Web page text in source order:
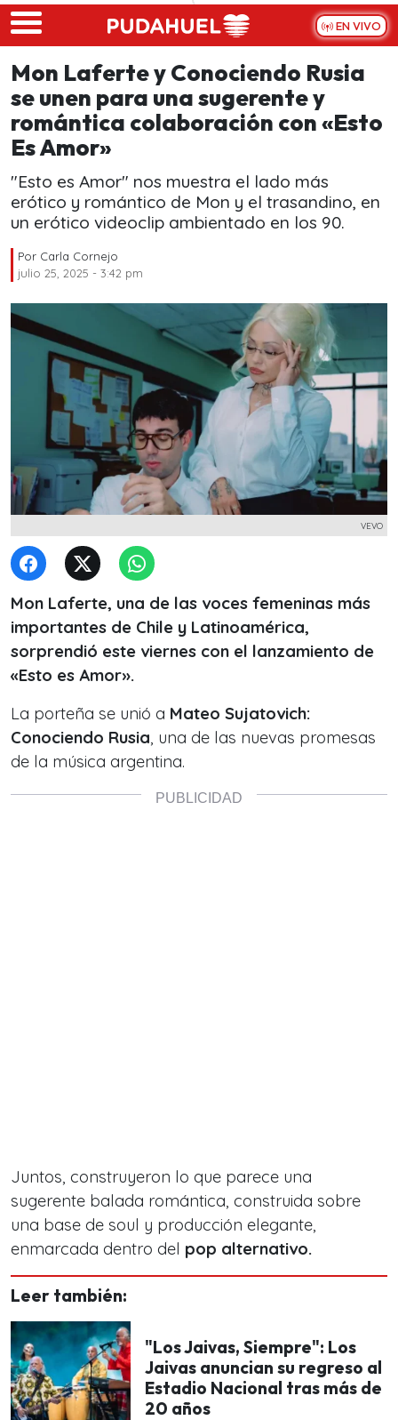
Skip to main content
EN VIVO
Mon Laferte y Conociendo Rusia
se unen para una sugerente y
romántica colaboración con «Esto
Es Amor»
"Esto es Amor" nos muestra el lado más
erótico y romántico de Mon y el trasandino, en
un erótico videoclip ambientado en los 90.
Por Carla Cornejo
julio 25, 2025 - 3:42 pm
VEVO
Mon Laferte, una de las voces femeninas más
importantes de Chile y Latinoamérica,
sorprendió este viernes con el lanzamiento de
«Esto es Amor».
La porteña se unió a Mateo Sujatovich:
Conociendo Rusia, una de las nuevas promesas
de la música argentina.
Juntos, construyeron lo que parece una
sugerente balada romántica, construida sobre
una base de soul y producción elegante,
enmarcada dentro del pop alternativo.
Leer también:
"Los Jaivas, Siempre": Los
Jaivas anuncian su regreso al
Estadio Nacional tras más de
20 años